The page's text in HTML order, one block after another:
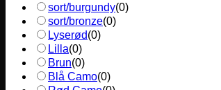
sort/burgundy(0)
sort/bronze(0)
Lyserød(0)
Lilla(0)
Brun(0)
Blå Camo(0)